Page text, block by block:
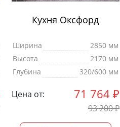
Кухня Оксфорд
Ширина
2850 мм
Высота
2170 мм
Глубина
320/600 мм
Цена от: 71 764 ₽
93 200₽